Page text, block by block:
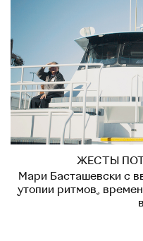
ЖЕСТЫ
Мари Басташевски с
утопии ритмов,